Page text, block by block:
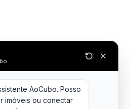
AoCubo. Posso
imóveis ou conectar